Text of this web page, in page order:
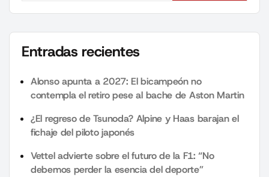
Entradas recientes
Alonso apunta a 2027: El bicampeón no
contempla el retiro pese al bache de Aston Martin
¿El regreso de Tsunoda? Alpine y Haas barajan el
fichaje del piloto japonés
Vettel advierte sobre el futuro de la F1: “No
debemos perder la esencia del deporte”